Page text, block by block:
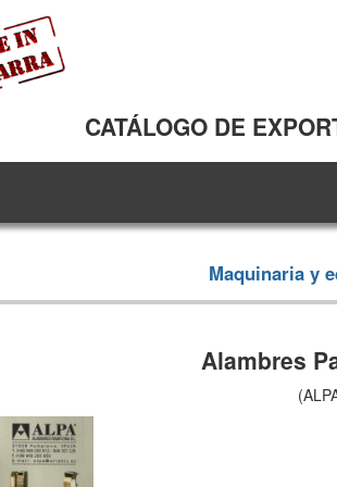
CATÁLOGO DE
Maquinaria y
Alambres